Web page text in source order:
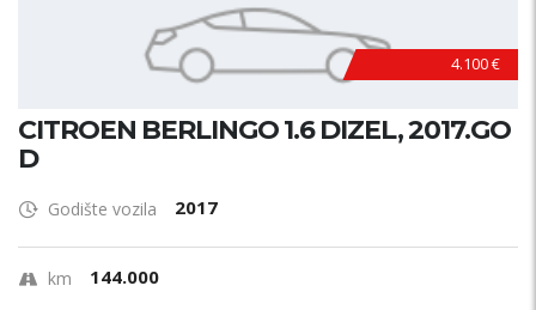
4.100 €
CITROEN BERLINGO 1.6 DIZEL, 2017.GO
D
Godište vozila 2017
km 144.000